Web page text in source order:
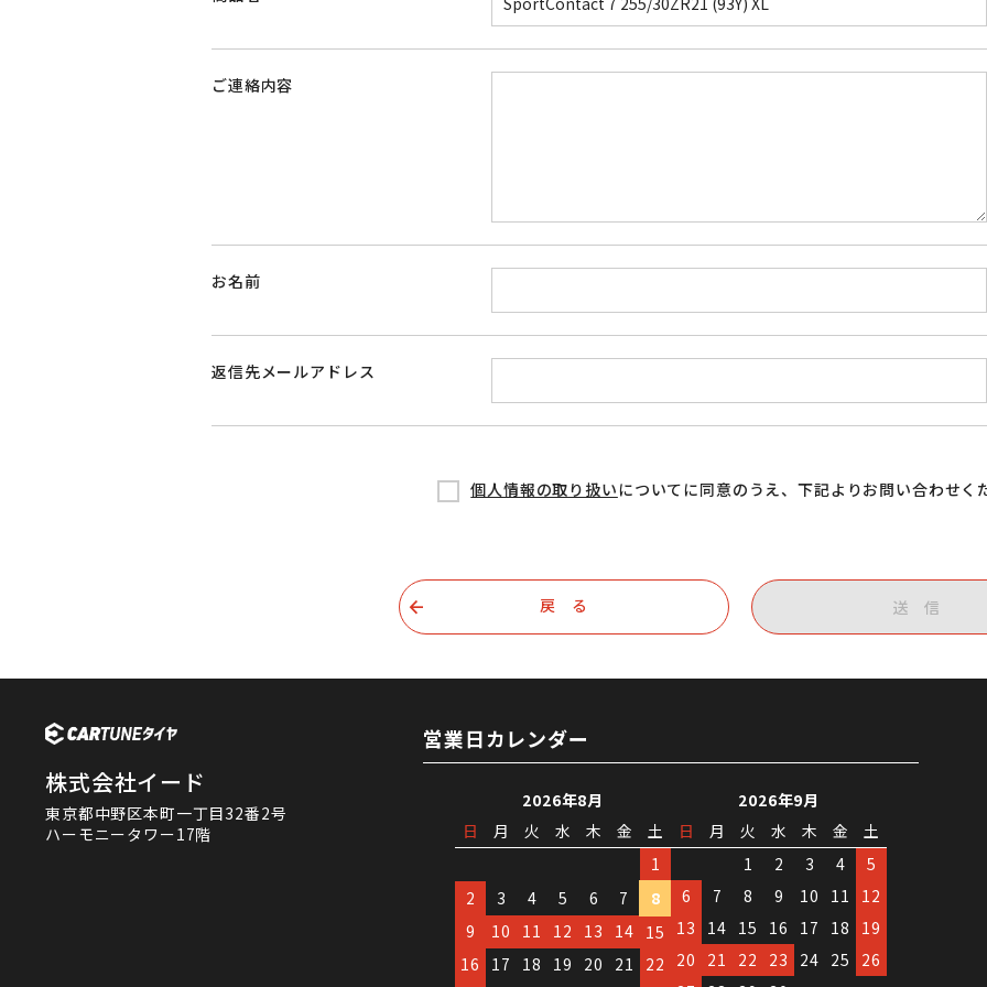
ご連絡内容
お名前
返信先メールアドレス
個人情報の取り扱いについてに同意のうえ、下記よりお問い合わせく
送 信
戻 る
株式会社イード
東京都中野区本町一丁目32番2号
ハーモニータワー17階
営業日カレンダー
2026年8月
日
月 火 水 木 金
土
1
2
3 4 5 6 7
8
9
10 11 12 13 14 15
16
17 18 19 20 21
22
2026年9月
日
月 火 水 木 金
土
1
2 3 4
5
6
7 8 9 10 11
12
13
14 15 16 17 18
19
20
21 22 23 24 25
26